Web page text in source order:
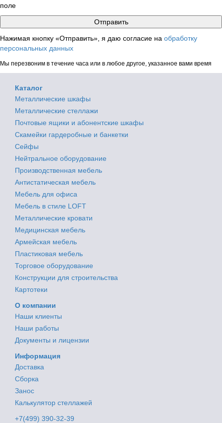
поле
Нажимая кнопку «Отправить», я даю согласие на обработку
персональных данных
Мы перезвоним в течение часа или в любое другое, указанное вами время
Каталог
Металлические шкафы
Металлические стеллажи
Почтовые ящики и абонентские шкафы
Скамейки гардеробные и банкетки
Сейфы
Нейтральное оборудование
Производственная мебель
Антистатическая мебель
Мебель для офиса
Мебель в стиле LOFT
Металлические кровати
Медицинская мебель
Армейская мебель
Пластиковая мебель
Торговое оборудование
Конструкции для строительства
Картотеки
О компании
Наши клиенты
Наши работы
Документы и лицензии
Информация
Доставка
Сборка
Занос
Калькулятор стеллажей
+7(499) 390-32-39